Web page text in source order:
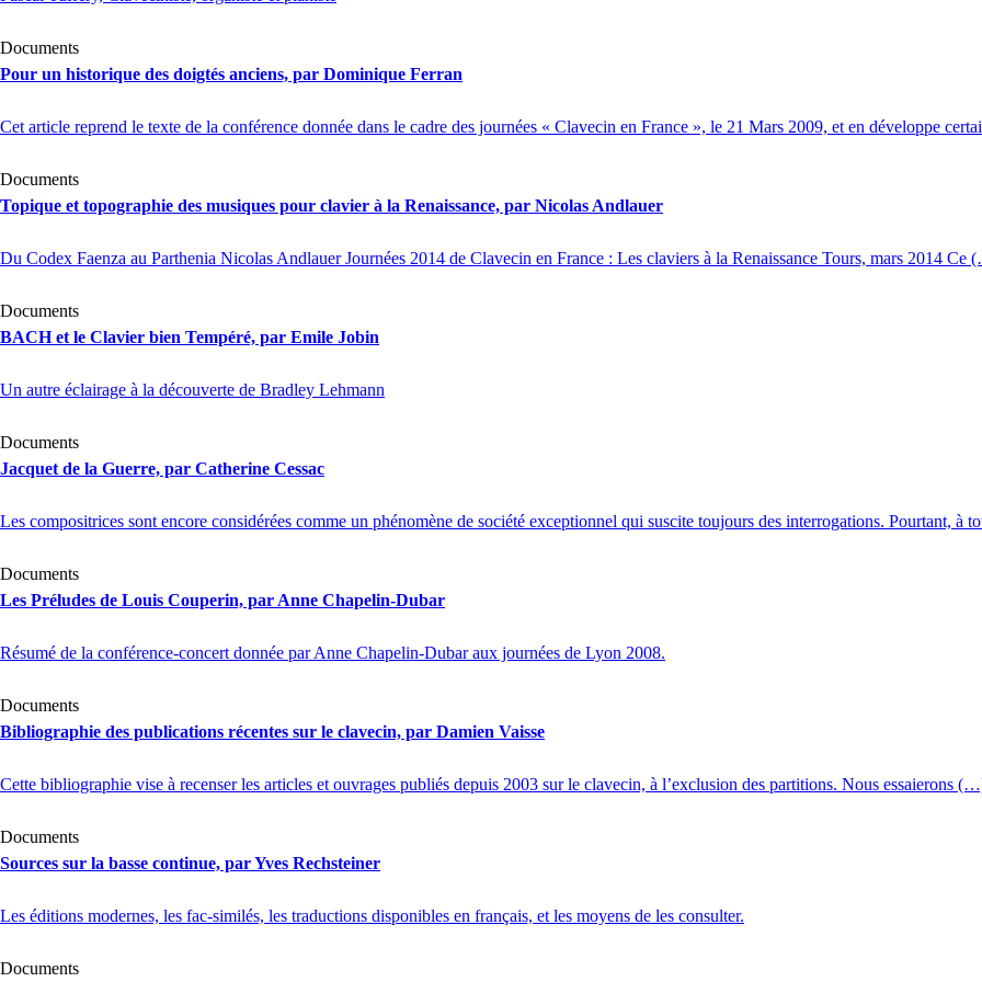
Documents
Pour un historique des doigtés anciens, par Dominique Ferran
Cet article reprend le texte de la conférence donnée dans le cadre des journées « Clavecin en France », le 21 Mars 2009, et en développe
Documents
Topique et topographie des musiques pour clavier à la Renaissance, par Nicolas Andlauer
Du Codex Faenza au Parthenia Nicolas Andlauer Journées 2014 de Clavecin en France : Les claviers à la Renaissance Tours, mars 2014 Ce
Documents
BACHet le Clavier bien Tempéré, par Emile Jobin
Un autre éclairage à la découverte de Bradley Lehmann
Documents
Jacquet de la Guerre, par Catherine Cessac
Les compositrices sont encore considérées comme un phénomène de société exceptionnel qui suscite toujours des interrogations. Pourtant, à
Documents
Les Préludes de Louis Couperin, par Anne Chapelin-Dubar
Résumé de la conférence-concert donnée par Anne Chapelin-Dubar aux journées de Lyon 2008.
Documents
Bibliographie des publications récentes sur le clavecin, par Damien Vaisse
Cette bibliographie vise à recenser les articles et ouvrages publiés depuis 2003 sur le clavecin, à l’exclusion des partitions. Nous essaierons
Documents
Sources sur la basse continue, par Yves Rechsteiner
Les éditions modernes, les fac-similés, les traductions disponibles en français, et les moyens de les consulter.
Documents